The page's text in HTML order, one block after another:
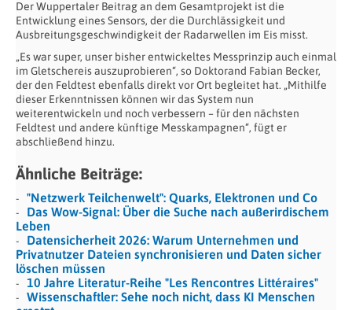
Der Wuppertaler Beitrag an dem Gesamtprojekt ist die
Entwicklung eines Sensors, der die Durchlässigkeit und
Ausbreitungsgeschwindigkeit der Radarwellen im Eis misst.
„Es war super, unser bisher entwickeltes Messprinzip auch einmal
im Gletschereis auszuprobieren“, so Doktorand Fabian Becker,
der den Feldtest ebenfalls direkt vor Ort begleitet hat. „Mithilfe
dieser Erkenntnissen können wir das System nun
weiterentwickeln und noch verbessern – für den nächsten
Feldtest und andere künftige Messkampagnen“, fügt er
abschließend hinzu.
Ähnliche Beiträge:
"Netzwerk Teilchenwelt": Quarks, Elektronen und Co
Das Wow-Signal: Über die Suche nach außerirdischem
Leben
Datensicherheit 2026: Warum Unternehmen und
Privatnutzer Dateien synchronisieren und Daten sicher
löschen müssen
10 Jahre Literatur-Reihe "Les Rencontres Littéraires"
Wissenschaftler: Sehe noch nicht, dass KI Menschen